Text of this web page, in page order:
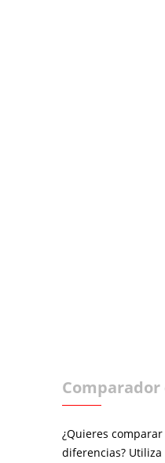
Comparador
¿Quieres
diferencias?